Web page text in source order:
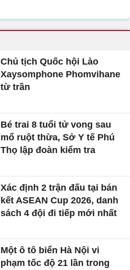
Chủ tịch Quốc hội Lào
Xaysomphone Phomvihane
từ trần
Bé trai 8 tuổi tử vong sau
mổ ruột thừa, Sở Y tế Phú
Thọ lập đoàn kiểm tra
Xác định 2 trận đấu tại bán
kết ASEAN Cup 2026, danh
sách 4 đội đi tiếp mới nhất
Một ô tô biển Hà Nội vi
phạm tốc độ 21 lần trong